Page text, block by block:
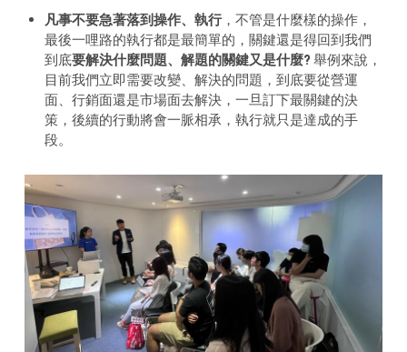
凡事不要急著落到操作、執行，不管是什麼樣的操作，
最後一哩路的執行都是最簡單的，關鍵還是得回到我們
到底要解決什麼問題、解題的關鍵又是什麼? 舉例來說，
目前我們立即需要改變、解決的問題，到底要從營運
面、行銷面還是市場面去解決，一旦訂下最關鍵的決
策，後續的行動將會一脈相承，執行就只是達成的手
段。